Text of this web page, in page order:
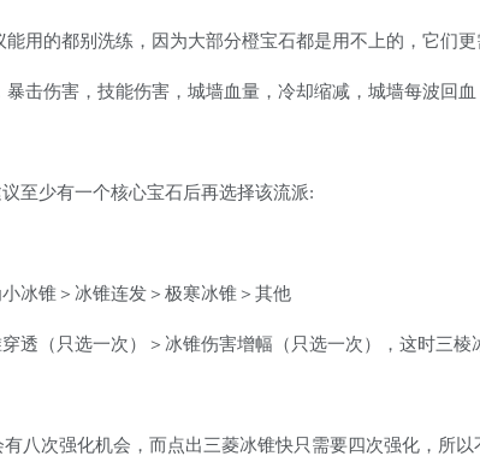
用的都别洗练，因为大部分橙宝石都是用不上的，它们更
击伤害，技能伤害，城墙血量，冷却缩减，城墙每波回
至少有一个核心宝石后再选择该流派:
冰锥＞冰锥连发＞极寒冰锥＞其他
透（只选一次）＞冰锥伤害增幅（只选一次），这时三
有八次强化机会，而点出三菱冰锥快只需要四次强化，所